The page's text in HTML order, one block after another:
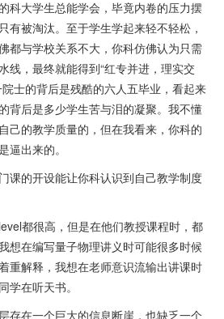
科大学生总能学会，毕竟内卷的压力摆
有被淘汰。至于学生学起来轻不轻松，
都与学校关系不大，你科仿佛认为只需
线，最终就能得到“红专并进，理实交
士的背后是残酷的六人五毕业，看起来
背后是多少学生苦与泪的凝聚。我不懂
己的教学质量的，但在我看来，你科的
逼出来的。
课的开设能让你科认识到自己教学制度
都很高，但是在他们教授课程时，都
想在编写量子物理讲义时可能很多时候
重解释，我想在老师意识流输出讲课时
学在听天书。
存在一个巨大的信息断崖，也缺乏一个